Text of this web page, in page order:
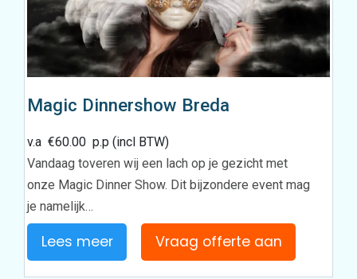
Magic Dinnershow Breda
v.a€60.00 p.p (incl BTW)
Vandaag toveren wij een lach op je gezicht met
onze Magic Dinner Show. Dit bijzondere event mag
je namelijk…
Lees meer Vraag offerte aan